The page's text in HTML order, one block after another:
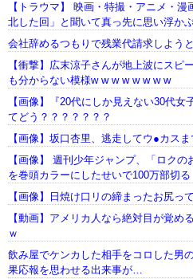
【トラウマ】 映画・特撮・アニメ・
北した回」と聞いて真っ先に思い浮か
会社辞めるつもりで残業代請求しよう
【衝撃】広末涼子さんが地上波にス
も分からない模様w w w w w w w w
【画像】『20代にしか見えない30代
てどう？？？？？？？
【画像】坂口杏里、逃走してウ●カス
【画像】 週刊少年ジャンプ、「ロク
を巻頭カラーにしたせいで100万部切る
【画像】日焼け口リの締まったお尻っ
【動画】アメリカ人なら絶対目が覚め
ｗ
飲み屋でケンカした相手をコロした男
果応報を思わせる出来事が…